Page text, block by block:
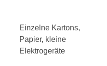
Einzelne Kartons,
Papier, kleine
Elektrogeräte